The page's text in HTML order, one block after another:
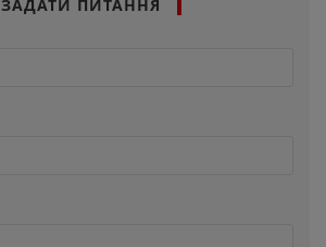
ЗАДАТИ ПИТАННЯ